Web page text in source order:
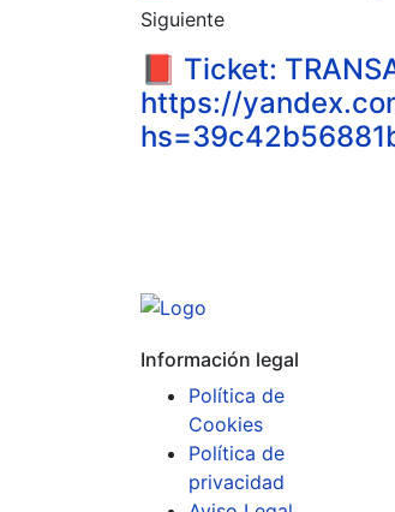
Siguiente
📕 Ticket:
https://
Información legal
Política de
Cookies
Política de
privacidad